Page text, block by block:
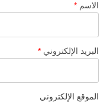
الاسم *
البريد الإلكتروني *
الموقع الإلكتروني